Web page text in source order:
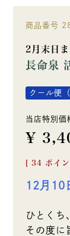
商品番号
2月末日
長命泉
クール便（
当店特別価
¥
34 ポイ
12月10
ひとくち
その度に